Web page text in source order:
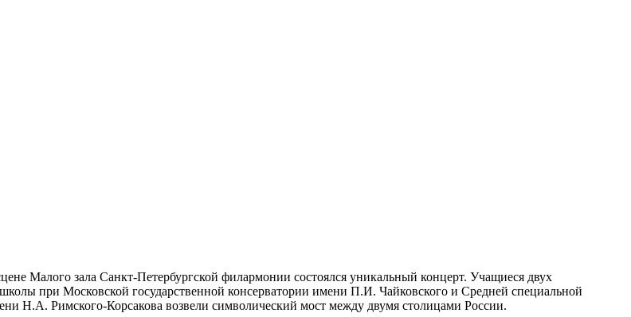
Малого зала Санкт-Петербургской филармонии состоялся уникальный концерт. Учащиеся двух
при Московской государственной консерватории имени П.И. Чайковского и Средней специальной
Н.А. Римского-Корсакова возвели символический мост между двумя столицами России.